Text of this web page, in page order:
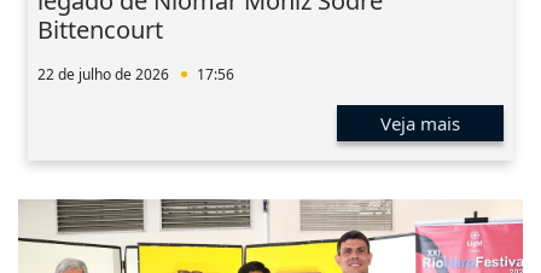
Bittencourt
22 de julho de 2026 17:56
Veja mais